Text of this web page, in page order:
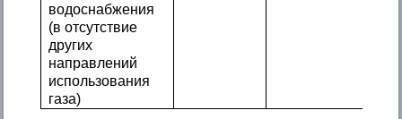
водоснабжения
(в отсутствие
других
направлений
использования
газа)